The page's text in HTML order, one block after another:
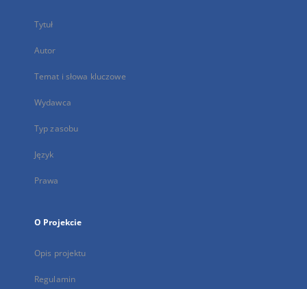
Tytuł
Autor
Temat i słowa kluczowe
Wydawca
Typ zasobu
Język
Prawa
O Projekcie
Opis projektu
Regulamin